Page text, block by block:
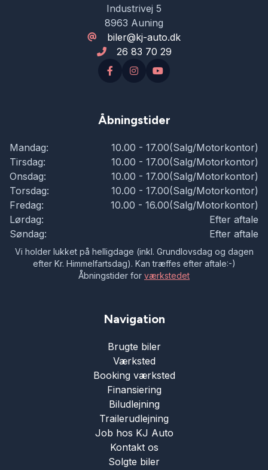
Industrivej 5
8963 Auning
biler@kj-auto.dk
26 83 70 29
Åbningstider
Mandag:
10.00 - 17.00(Salg/Motorkontor)
Tirsdag:
10.00 - 17.00(Salg/Motorkontor)
Onsdag:
10.00 - 17.00(Salg/Motorkontor)
Torsdag:
10.00 - 17.00(Salg/Motorkontor)
Fredag:
10.00 - 16.00(Salg/Motorkontor)
Lørdag:
Efter aftale
Søndag:
Efter aftale
Vi holder lukket på helligdage (inkl. Grundlovsdag og dagen
efter Kr. Himmelfartsdag). Kan træffes efter aftale:-)
Åbningstider for værkstedet
Navigation
Brugte biler
Værksted
Booking værksted
Finansiering
Biludlejning
Trailerudlejning
Job hos KJ Auto
Kontakt os
Solgte biler